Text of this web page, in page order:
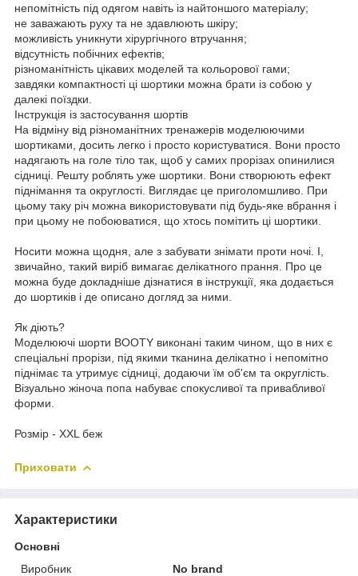
непомітність під одягом навіть із найтоншого матеріалу;
не заважають руху та не здавлюють шкіру;
можливість уникнути хірургічного втручання;
відсутність побічних ефектів;
різноманітність цікавих моделей та кольорової гами;
завдяки компактності ці шортики можна брати із собою у
далекі поїздки.
Інструкція із застосування шортів
На відміну від різноманітних тренажерів моделюючими
шортиками, досить легко і просто користуватися. Вони просто
надягають на голе тіло так, щоб у самих прорізах опинилися
сідниці. Решту роблять уже шортики. Вони створюють ефект
піднімання та округлості. Виглядає це приголомшливо. При
цьому таку річ можна використовувати під будь-яке вбрання і
при цьому не побоюватися, що хтось помітить ці шортики.
Носити можна щодня, але з забувати знімати проти ночі. І,
звичайно, такий виріб вимагає делікатного прання. Про це
можна буде докладніше дізнатися в інструкції, яка додається
до шортиків і де описано догляд за ними.
Як діють?
Моделюючі шорти BOOTY виконані таким чином, що в них є
спеціальні прорізи, під якими тканина делікатно і непомітно
піднімає та утримує сідниці, додаючи їм об'єм та округлість.
Візуально жіноча попа набуває спокусливої та привабливої
форми.
Розмір - XXL беж
Приховати
Характеристики
Основні
Виробник
No brand